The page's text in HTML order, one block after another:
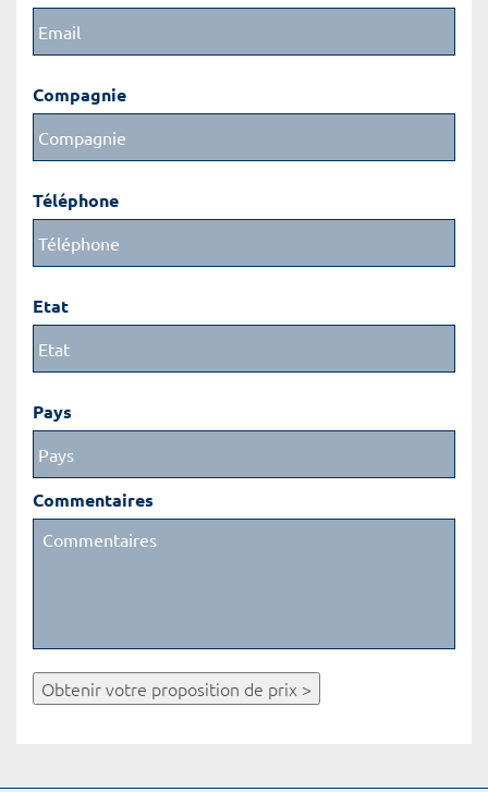
Compagnie
Téléphone
Etat
Pays
Commentaires
Obtenir votre proposition de prix >